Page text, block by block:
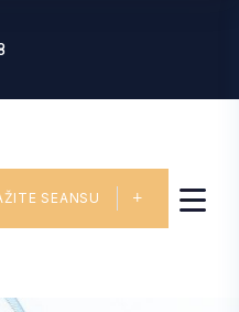
SEANSU